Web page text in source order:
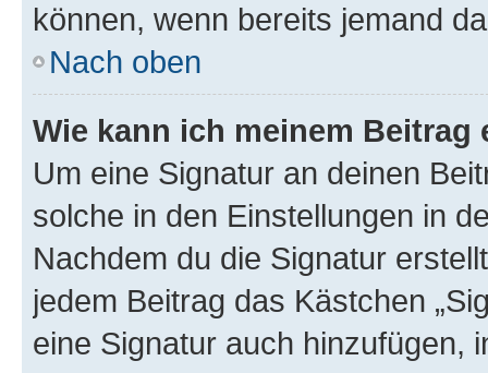
können, wenn bereits jemand
Nach oben
Wie kann ich meinem
Um eine Signatur an deinen
solche in den Einstellungen in
Nachdem du die Signatur
jedem Beitrag das Kästchen
eine Signatur auch hinzufügen,